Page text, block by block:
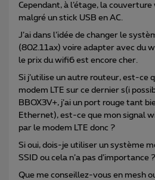
Cependant, à l’étage, la
malgré un stick USB en AC.
J’ai dans l’idée de changer le
(802.11ax) voire adapter avec du
le prix du wifi6 est encore cher.
Si j’utilise un autre routeur, est-ce
modem LTE sur ce dernier s(i
BBOX3V+, j’ai un port rouge tant
Ethernet), est-ce que mon signal
par le modem LTE donc ?
Si oui, dois-je utiliser un système
SSID ou cela n’a pas d’importance ?
Que me conseillez-vous en mesh